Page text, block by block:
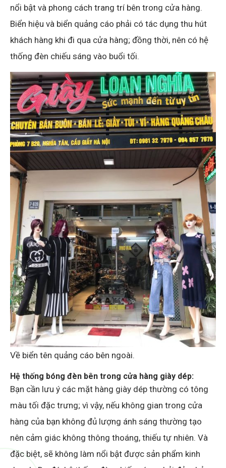
nổi bật và phong cách trang trí bên trong cửa hàng.
Biển hiệu và biển quảng cáo phải có tác dụng thu hút
khách hàng khi đi qua cửa hàng; đồng thời, nên có hệ
thống đèn chiếu sáng vào buổi tối.
Về biển tên quảng cáo bên ngoài.
Hệ thống bóng đèn bên trong cửa hàng giày dép:
Bạn cần lưu ý các mặt hàng giày dép thường có tông
màu tối đặc trưng; vì vậy, nếu không gian trong cửa
hàng của bạn không đủ lượng ánh sáng thường tạo
nên cảm giác không thông thoáng, thiếu tự nhiên. Và
đặc biệt, sẽ không làm nổi bật được sản phẩm kinh